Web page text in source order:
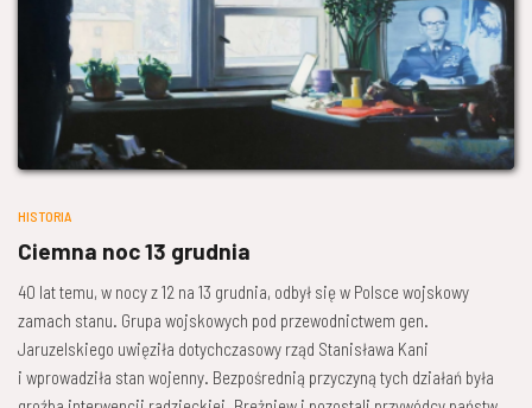
HISTORIA
Ciemna noc 13 grudnia
40 lat temu, w nocy z 12 na 13 grudnia, odbył się w Polsce wojskowy
zamach stanu. Grupa wojskowych pod przewodnictwem gen.
Jaruzelskiego uwięziła dotychczasowy rząd Stanisława Kani
i wprowadziła stan wojenny. Bezpośrednią przyczyną tych działań była